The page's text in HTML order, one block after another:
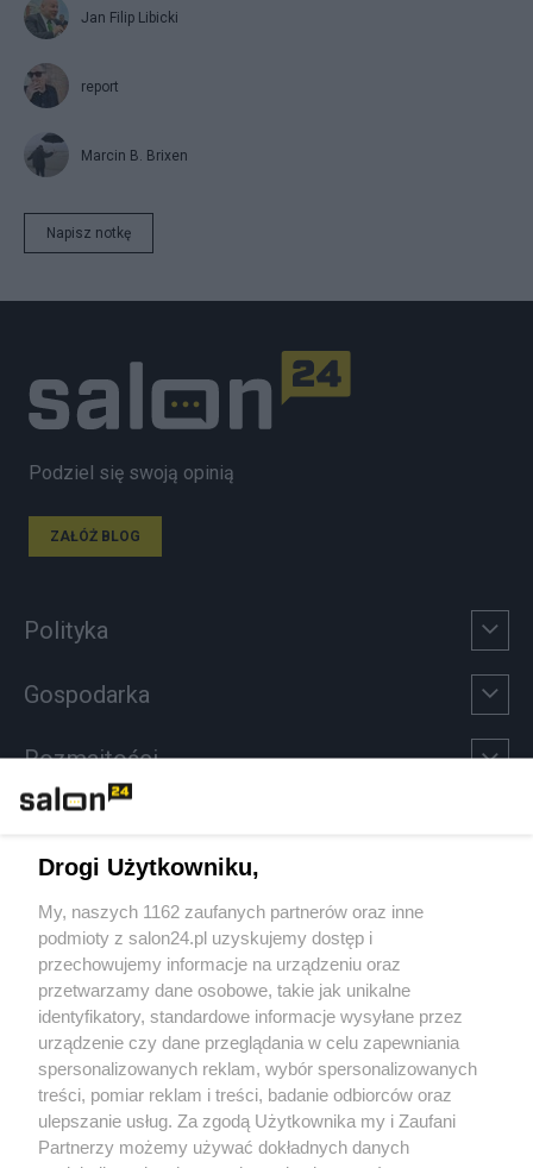
Jan Filip Libicki
report
Marcin B. Brixen
Napisz notkę
Podziel się swoją opinią
ZAŁÓŻ BLOG
Polityka
Gospodarka
Rozmaitości
Sport
Społeczeństwo
Kultura
X Facebook Instagram Youtube
Drogi Użytkowniku,
My, naszych 1162 zaufanych partnerów oraz inne
podmioty z salon24.pl uzyskujemy dostęp i
przechowujemy informacje na urządzeniu oraz
przetwarzamy dane osobowe, takie jak unikalne
identyfikatory, standardowe informacje wysyłane przez
urządzenie czy dane przeglądania w celu zapewniania
spersonalizowanych reklam, wybór spersonalizowanych
treści, pomiar reklam i treści, badanie odbiorców oraz
ulepszanie usług. Za zgodą Użytkownika my i Zaufani
Partnerzy możemy używać dokładnych danych